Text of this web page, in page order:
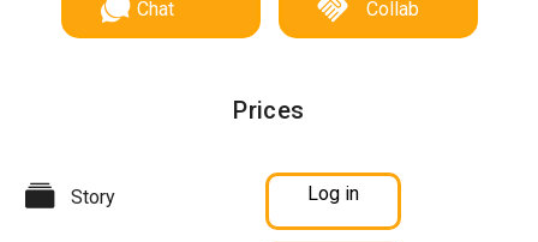
Chat Collab
Prices
Story Log in